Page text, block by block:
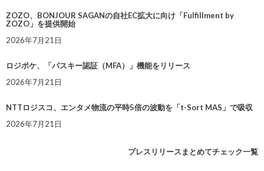
ZOZO、BONJOUR SAGANの自社EC拡大に向け「Fulfillment by
ZOZO」を提供開始
2026年7月21日
ロジポケ、「パスキー認証（MFA）」機能をリリース
2026年7月21日
NTTロジスコ、エンタメ物流の平時5倍の波動を「t-Sort MAS」で吸収
2026年7月21日
プレスリリースまとめてチェック一覧